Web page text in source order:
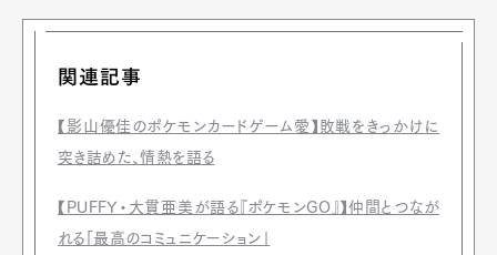
関連記事
【影山優佳のポケモンカードゲーム愛】敗戦をきっかけに
突き詰めた、情熱を語る
【PUFFY・大貫亜美が語る『ポケモンGO』】仲間とつなが
れる「最高のコミュニケーション」